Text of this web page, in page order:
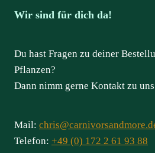
Wir sind für dich da!
Du hast Fragen zu deiner
Pflanzen?
Dann nimm gerne Kontakt zu
Mail:
Telefon: +49 (0) 172 2 61 93 88